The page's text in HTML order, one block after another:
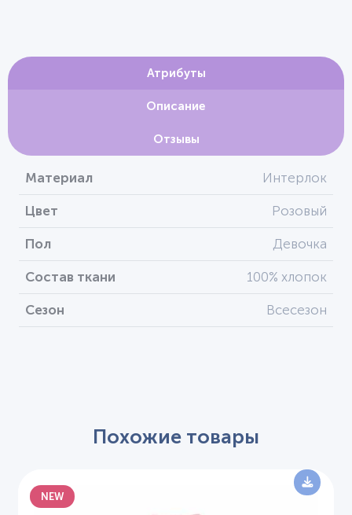
Атрибуты
Описание
Отзывы
Материал Интерлок
Цвет Розовый
Пол Девочка
Состав ткани 100% хлопок
Сезон Всесезон
Похожие товары
NEW